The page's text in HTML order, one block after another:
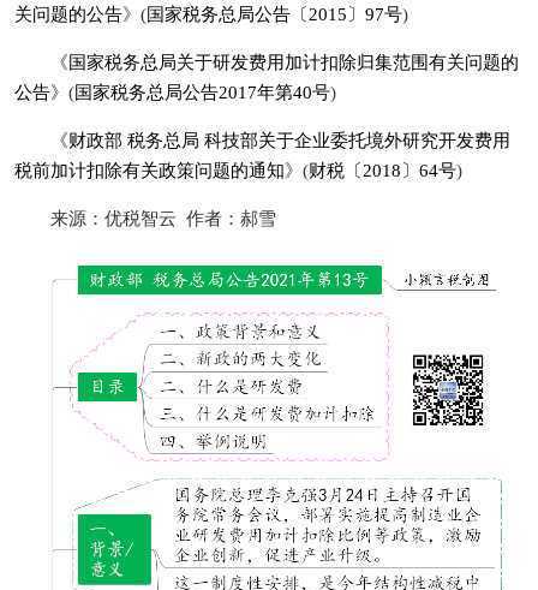
关问题的公告》(国家税务总局公告〔2015〕97号)
《国家税务总局关于研发费用加计扣除归集范围有关问题的
公告》(国家税务总局公告2017年第40号)
《财政部 税务总局 科技部关于企业委托境外研究开发费用
税前加计扣除有关政策问题的通知》(财税〔2018〕64号)
来源：优税智云 作者：郝雪